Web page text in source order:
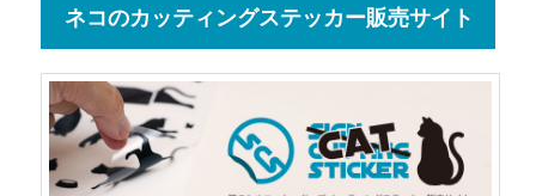
ネコのカッティングステッカー販売サイト